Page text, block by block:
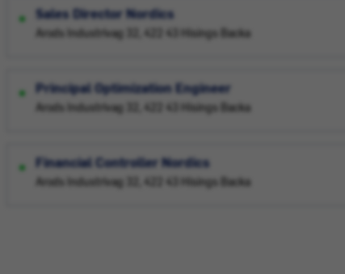
Sales Director Nordics
Arods Industrivag 32, 422 43 Hisings Backa
Principal Optimization Engineer
Arods Industrivag 32, 422 43 Hisings Backa
Financial Controller Nordics
Arods Industrivag 32, 422 43 Hisings Backa